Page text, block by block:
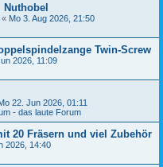
Nuthobel
« Mo 3. Aug 2026, 21:50
Twin-Screw
2026, 11:09
22. Jun 2026, 01:11
- das laute Forum
20 Fräsern und viel Zubehör
2026, 14:40